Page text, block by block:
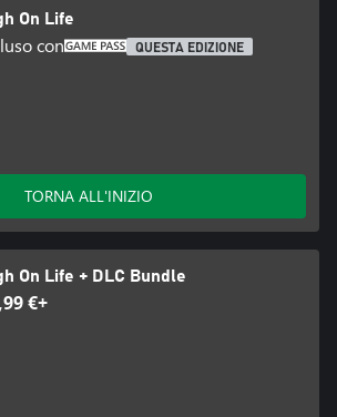
On Life
con QUESTA EDIZIONE
TORNA ALL'INIZIO
On Life + DLC Bundle
€+